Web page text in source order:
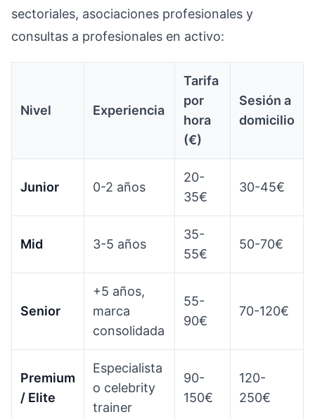
sectoriales, asociaciones profesionales y
consultas a profesionales en activo:
Nivel Experiencia
Tarifa
por
hora
(€)
Sesión a
domicilio
Junior 0-2 años
20-
35€
30-45€
Mid 3-5 años
35-
55€
50-70€
Senior
+5 años,
marca
consolidada
55-
90€
70-120€
Premium
/ Elite
Especialista
o celebrity
trainer
90-
150€
120-
250€